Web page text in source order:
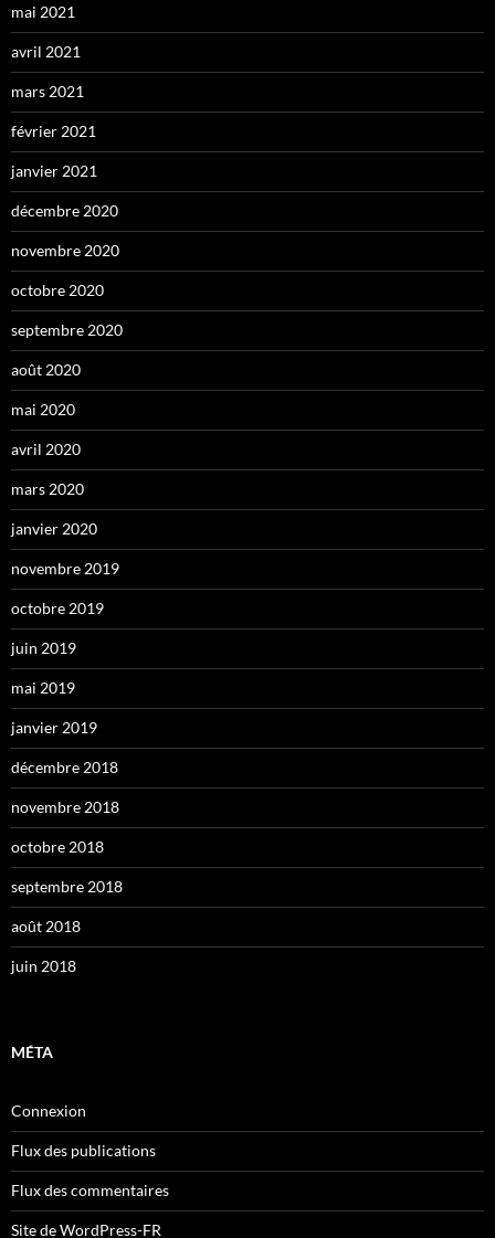
mai 2021
avril 2021
mars 2021
février 2021
janvier 2021
décembre 2020
novembre 2020
octobre 2020
septembre 2020
août 2020
mai 2020
avril 2020
mars 2020
janvier 2020
novembre 2019
octobre 2019
juin 2019
mai 2019
janvier 2019
décembre 2018
novembre 2018
octobre 2018
septembre 2018
août 2018
juin 2018
MÉTA
Connexion
Flux des publications
Flux des commentaires
Site de WordPress-FR